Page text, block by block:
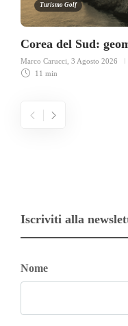
Turismo Golf
Corea del Sud:
Marco Carucci 3 Agosto 2026
11 min
Iscriviti alla
Nome